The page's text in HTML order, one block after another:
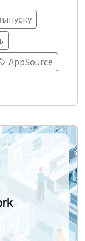
AppSource